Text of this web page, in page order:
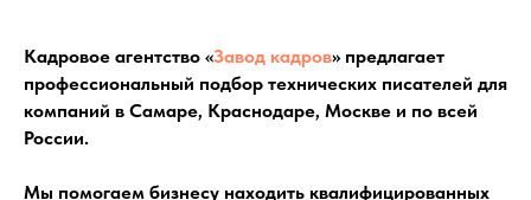
Кадровое агентство «Завод кадров» предлагает
профессиональный подбор технических писателей для
компаний в Самаре, Краснодаре, Москве и по всей
России.
Мы помогаем бизнесу находить квалифицированных